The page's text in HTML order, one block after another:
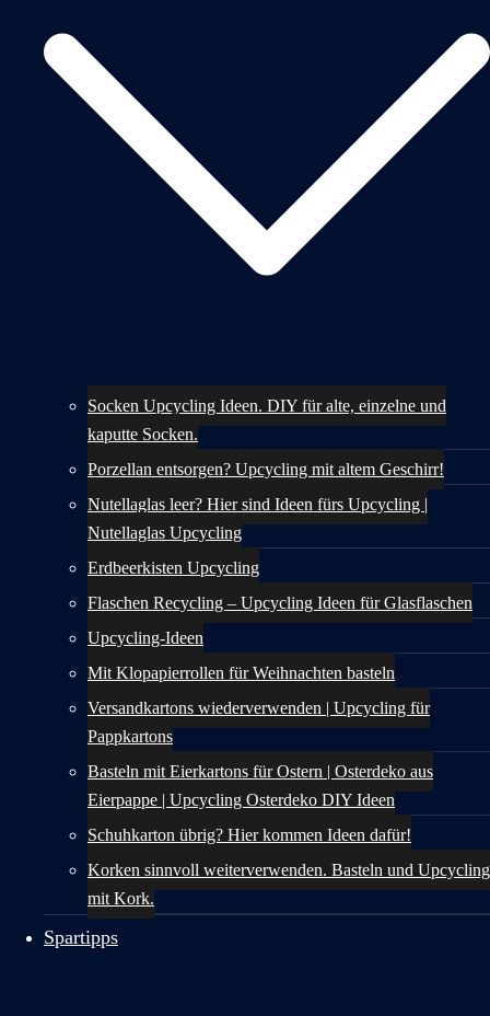
Socken Upcycling Ideen. DIY für alte, einzelne und
kaputte Socken.
Porzellan entsorgen? Upcycling mit altem Geschirr!
Nutellaglas leer? Hier sind Ideen fürs Upcycling |
Nutellaglas Upcycling
Erdbeerkisten Upcycling
Flaschen Recycling – Upcycling Ideen für Glasflaschen
Upcycling-Ideen
Mit Klopapierrollen für Weihnachten basteln
Versandkartons wiederverwenden | Upcycling für
Pappkartons
Basteln mit Eierkartons für Ostern | Osterdeko aus
Eierpappe | Upcycling Osterdeko DIY Ideen
Schuhkarton übrig? Hier kommen Ideen dafür!
Korken sinnvoll weiterverwenden. Basteln und Upcycling
mit Kork.
Spartipps